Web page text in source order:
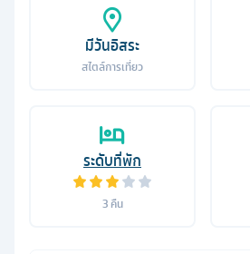
มีวันอิสระ
สไตล์การเที่ยว
ระดับที่พัก
3คืน